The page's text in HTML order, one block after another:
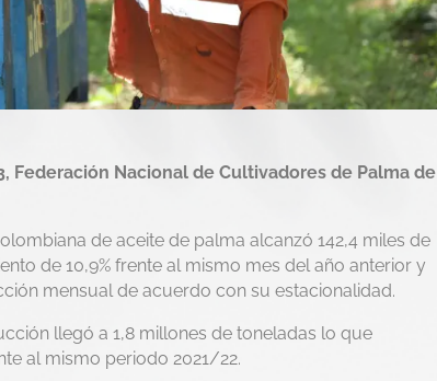
Federación Nacional de Cultivadores de Palma de
de aceite de palma alcanzó 142,4 miles de
de 10,9% frente al mismo mes del año anterior y
mensual de acuerdo con su estacionalidad.
llegó a 1,8 millones de toneladas lo que
al mismo periodo 2021/22.